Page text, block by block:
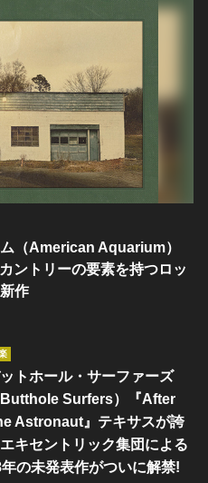
（American Aquarium）
ントリーの要素を持つロッ
作
トホール・サーファーズ
Butthole Surfers）『After
Astronaut』テキサスが誇
キセントリック集団による
の未発表作がついに解禁!